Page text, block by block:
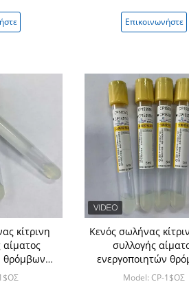
Επικοινωνήστε
κίτρινη
θρόμβων
Κενός σωλήνας
συλλογής
ενεργοποιητών
πηκτωμάτων
Model: CP-1$ΟΣ